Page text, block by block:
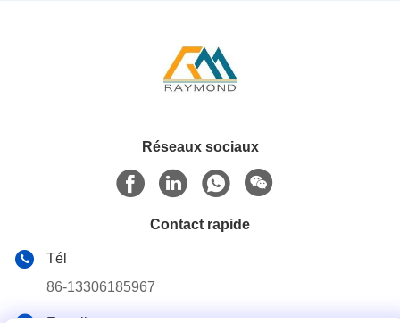
Réseaux sociaux
Contact rapide
Tél
86-13306185967